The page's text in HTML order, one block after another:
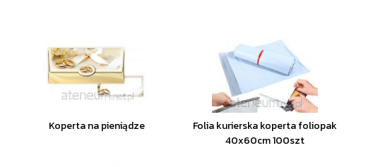
Koperta na pieniądze
Folia kurierska koperta foliopak
40x60cm 100szt